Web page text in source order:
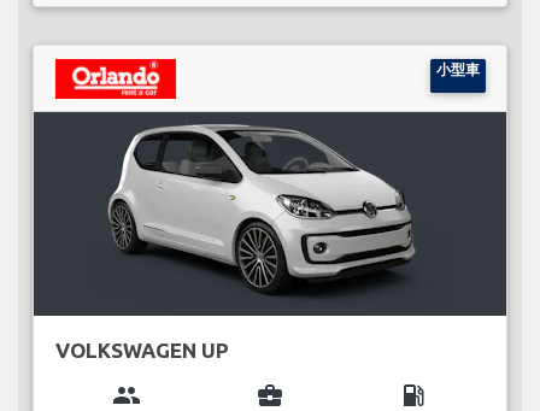
小型車
VOLKSWAGEN UP
group business_center local_gas_station